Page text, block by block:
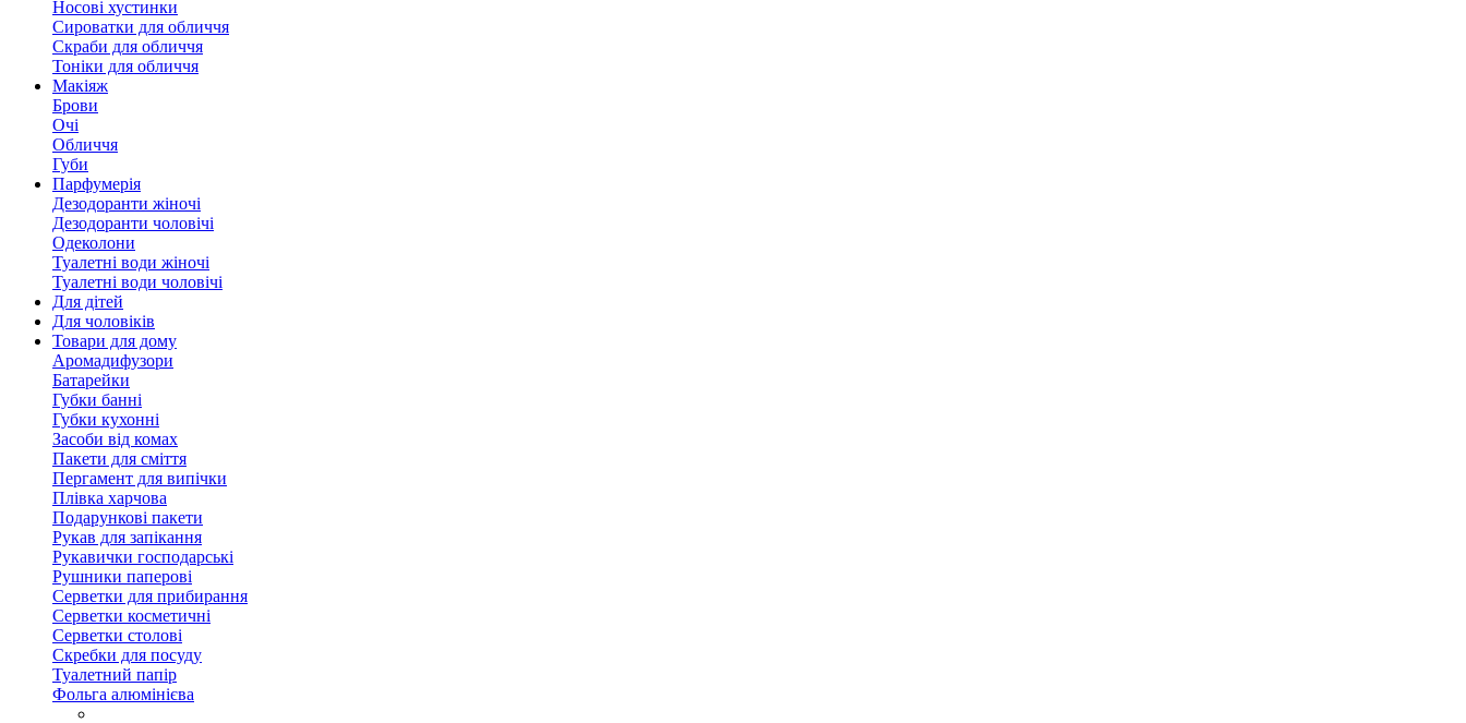
Носові хустинки
Сироватки для обличчя
Скраби для обличчя
Тоніки для обличчя
Макіяж
Брови
Очі
Обличчя
Губи
Парфумерія
Дезодоранти жіночі
Дезодоранти чоловічі
Одеколони
Туалетні води жіночі
Туалетні води чоловічі
Для дітей
Для чоловіків
Товари для дому
Аромадифузори
Батарейки
Губки банні
Губки кухонні
Засоби від комах
Пакети для сміття
Пергамент для випічки
Плівка харчова
Подарункові пакети
Рукав для запікання
Рукавички господарські
Рушники паперові
Серветки для прибирання
Серветки косметичні
Серветки столові
Скребки для посуду
Туалетний папір
Фольга алюмінієва